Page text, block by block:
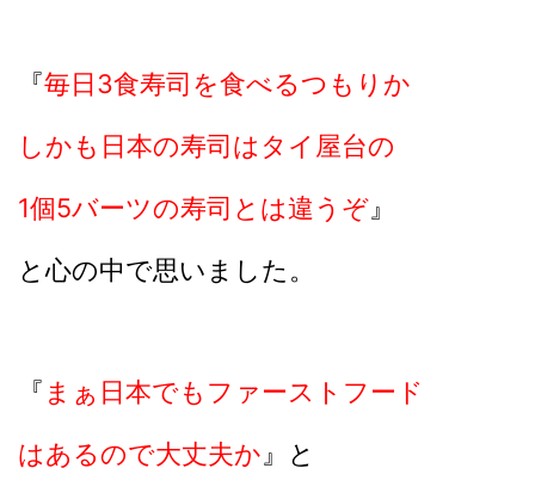
『毎日3食寿司を食べるつもりか
しかも日本の寿司はタイ屋台の
1個5バーツの寿司とは違うぞ』
と心の中で思いました。
『 まぁ日本でもファーストフード
はあるので大丈夫か』と